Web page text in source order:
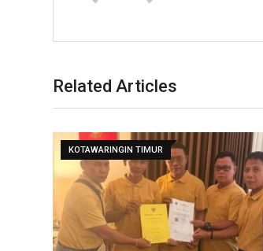
Related Articles
KOTAWARINGIN TIMUR